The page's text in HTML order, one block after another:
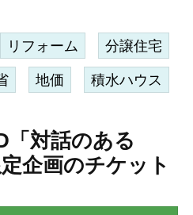
リフォーム 分譲住宅
地価 積水ハウス
「対話のある
企画のチケット